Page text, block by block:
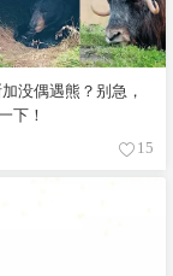
没偶遇熊？别急，
下！
15